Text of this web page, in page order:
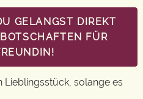
GELANGST DIREKT
FÜR
Lieblingsstück, solange es